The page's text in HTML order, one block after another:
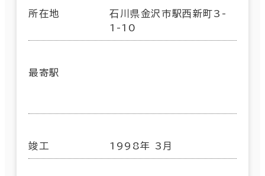
所在地
石川県金沢市駅西新町3-
1-10
最寄駅
竣工 1998年 3月